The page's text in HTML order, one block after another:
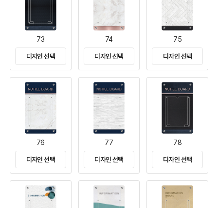
73
디자인 선택
74
디자인 선택
75
디자인 선택
76
디자인 선택
77
디자인 선택
78
디자인 선택